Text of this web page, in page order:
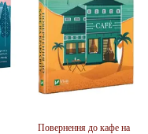
Повернення до кафе на